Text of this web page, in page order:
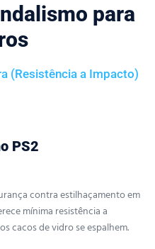
para
(Resistência a Impacto)
PS2
contra estilhaçamento em
mínima resistência a
cacos de vidro se espalhem.